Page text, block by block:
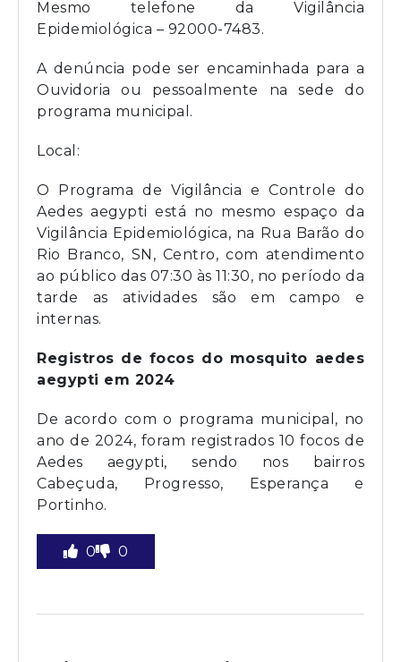
Mesmo telefone da Vigilância
Epidemiológica – 92000-7483.
A denúncia pode ser encaminhada para a
Ouvidoria ou pessoalmente na sede do
programa municipal.
Local:
O Programa de Vigilância e Controle do
Aedes aegypti está no mesmo espaço da
Vigilância Epidemiológica, na Rua Barão do
Rio Branco, SN, Centro, com atendimento
ao público das 07:30 às 11:30, no período da
tarde as atividades são em campo e
internas.
Registros de focos do mosquito aedes
aegypti em 2024
De acordo com o programa municipal, no
ano de 2024, foram registrados 10 focos de
Aedes aegypti, sendo nos bairros
Cabeçuda, Progresso, Esperança e
Portinho.
0 0